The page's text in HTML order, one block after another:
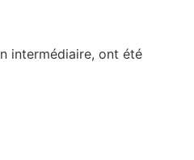
intermédiaire, ont été